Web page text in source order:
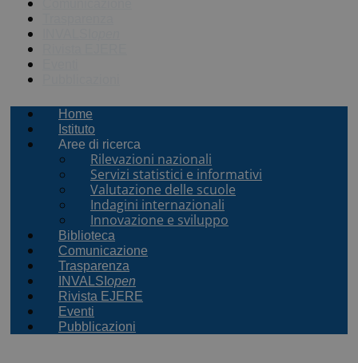
Home
Istituto
Aree di ricerca
Rilevazioni nazionali
Servizi statistici e informativi
Valutazione delle scuole
Indagini internazionali
Innovazione e sviluppo
Biblioteca
Comunicazione
Trasparenza
INVALSI open
Rivista EJERE
Eventi
Pubblicazioni